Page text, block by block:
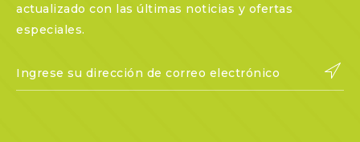
actualizado con las últimas noticias y ofertas
especiales.